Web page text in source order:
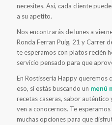
necesites. Así, cada cliente
a su apetito.
Nos encontrarás de lunes a
Ronda Ferran Puig, 21 y Carrer
te esperamos con platos recién
servicio pensado para que
En Rostisseria Happy queremos
eso, si estás buscando un menú
recetas caseras, sabor
ven a conocernos. Te
muchas opciones para que